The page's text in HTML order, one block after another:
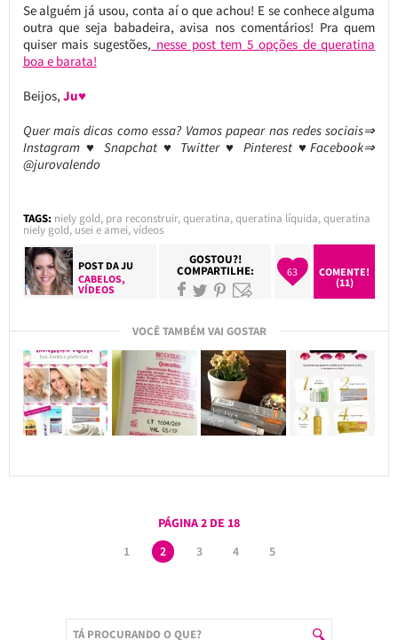
Se alguém já usou, conta aí o que achou! E se conhece alguma
outra que seja babadeira, avisa nos comentários! Pra quem
quiser mais sugestões, nesse post tem 5 opções de queratina
boa e barata!
Beijos, Ju♥
Quer mais dicas como essa? Vamos papear nas redes sociais⇒
Instagram ♥ Snapchat ♥ Twitter ♥ Pinterest ♥Facebook⇒
@jurovalendo
TAGS: niely gold, pra reconstruir,queratina,queratina líquida,queratina
niely gold,usei e amei,vídeos
POST DAJU
CABELOS,
VÍDEOS
GOSTOU?!
COMPARTILHE: 63
COMENTE!
(11)
VOCÊ TAMBÉM VAI GOSTAR
PÁGINA 2 DE 18
1
2 3 4 5